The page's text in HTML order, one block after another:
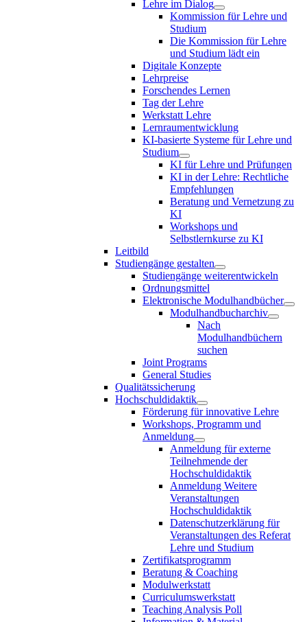
Lehre im Dialog
Kommission für Lehre und
Studium
Die Kommission für Lehre
und Studium lädt ein
Digitale Konzepte
Lehrpreise
Forschendes Lernen
Tag der Lehre
Werkstatt Lehre
Lernraumentwicklung
KI-basierte Systeme für Lehre und
Studium
KI für Lehre und Prüfungen
KI in der Lehre: Rechtliche
Empfehlungen
Beratung und Vernetzung zu
KI
Workshops und
Selbstlernkurse zu KI
Leitbild
Studiengänge gestalten
Studiengänge weiterentwickeln
Ordnungsmittel
Elektronische Modulhandbücher
Modulhandbucharchiv
Nach
Modulhandbüchern
suchen
Joint Programs
General Studies
Qualitätssicherung
Hochschuldidaktik
Förderung für innovative Lehre
Workshops, Programm und
Anmeldung
Anmeldung für externe
Teilnehmende der
Hochschuldidaktik
Anmeldung Weitere
Veranstaltungen
Hochschuldidaktik
Datenschutzerklärung für
Veranstaltungen des Referat
Lehre und Studium
Zertifikatsprogramm
Beratung & Coaching
Modulwerkstatt
Curriculumswerkstatt
Teaching Analysis Poll